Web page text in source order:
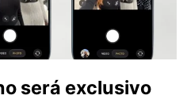
será exclusivo